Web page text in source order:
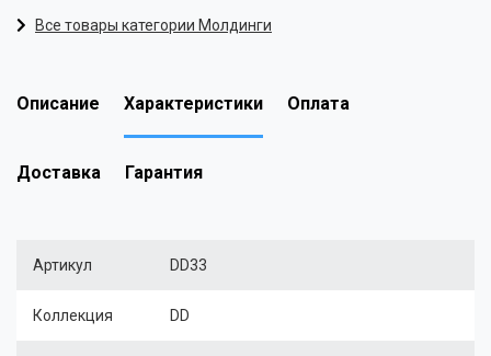
Все товары категории Молдинги
Описание Характеристики Оплата
Доставка Гарантия
Артикул DD33
Коллекция DD